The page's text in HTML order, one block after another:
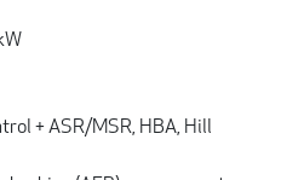
+ ASR/MSR, HBA, Hill